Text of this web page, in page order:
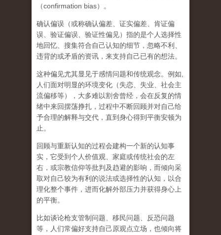
（confirmation bias）。
确认偏误（或称确认偏差、证实偏差、肯证偏
误、验证偏误、验证性偏见）指的是个人选择性
地回忆、搜集符合自己认知的细节，忽略不利、
违背的或矛盾的资讯，来支持自己已有的想法。
这种偏见尤其显见于感情问题和传统观念。例如,
人们面对明显的环境变化（失恋、失业、社会主
流偏移等），大多难以割舍曾经，会在反复的情
绪中来回摆荡挣扎，过程中不断回顾并对自己给
予合理的解释与交代，直到身心得到平衡安顿为
止。
回顾与重新认知的过程会建构一个新的认知事
实，它受到个人价值观、家庭或传统社会的左
右，或宗教信仰等批判及趋避的影响，而倾向采
取对自己较为有利的说法或选择性的认知，以合
理化整个事件，进而化解外部压力并获得身心上
的平衡。
比如谈论枪支管制问题、移民问题、反恐问题
等，人们常偏好支持自己原观点立场，也倾向将